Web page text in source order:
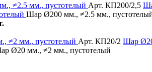
Арт. КП200/2,5
Шар Ø200 мм., ≠2.5 мм.,
Арт. КП20/2 Шар
Ø20 мм., ≠2 мм., пустотелый